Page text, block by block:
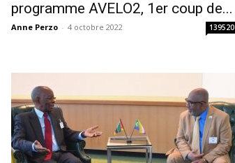
programme AVELO2, 1er coup de...
Anne Perzo - 4 octobre 2022 139520